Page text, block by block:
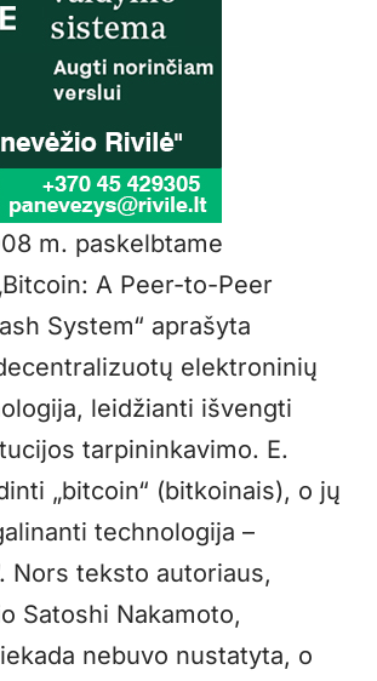
m. paskelbtame
A Peer-to-Peer
System“ aprašyta
elektroninių
leidžianti išvengti
tarpininkavimo. E.
„bitcoin“ (bitkoinais), o jų
technologija –
Nors teksto autoriaus,
Satoshi Nakamoto,
nebuvo nustatyta, o